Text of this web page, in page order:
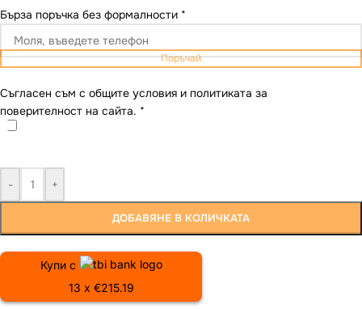
Бърза поръчка без формалности *
Поръчай
Съгласен съм с общите условия и политиката за
поверителност на сайта. *
- +
ДОБАВЯНЕ В КОЛИЧКАТА
Купи с
13 x €215.19